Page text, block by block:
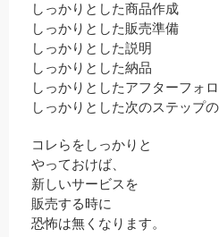
しっかりとした商品作成
しっかりとした販売準備
しっかりとした説明
しっかりとした納品
しっかりとしたアフターフォ
しっかりとした次のステップの
コレらをしっかりと
やっておけば、
新しいサービスを
販売する時に
恐怖は無くなります。